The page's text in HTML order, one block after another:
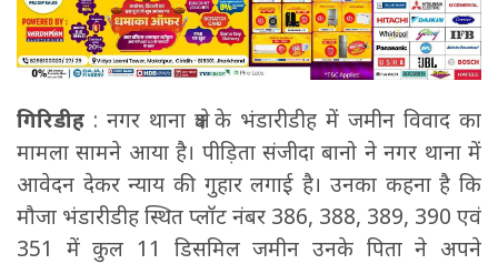
गिरिडीह : नगर थाना क्षेत्र के भंडारीडीह में जमीन विवाद का
मामला सामने आया है। पीड़िता संजीदा बानो ने नगर थाना में
आवेदन देकर न्याय की गुहार लगाई है। उनका कहना है कि
मौजा भंडारीडीह स्थित प्लॉट नंबर 386, 388, 389, 390 एवं
351 में कुल 11 डिसमिल जमीन उनके पिता ने अपने